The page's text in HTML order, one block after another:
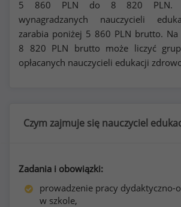
5 860 PLN do 8 820 PLN.
wynagradzanych nauczycieli
zarabia poniżej 5 860 PLN brutto.
8 820 PLN brutto może liczyć
opłacanych nauczycieli edukacji
Czym zajmuje się nauczyciel
Zadania i obowiązki:
prowadzenie pracy dydaktyczno-
w szkole,